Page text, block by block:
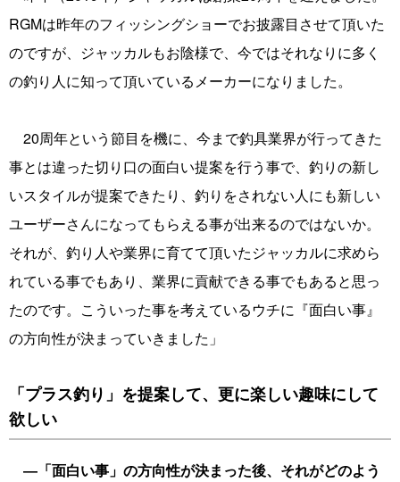
RGMは昨年のフィッシングショーでお披露目させて頂いた
のですが、ジャッカルもお陰様で、今ではそれなりに多く
の釣り人に知って頂いているメーカーになりました。
20周年という節目を機に、今まで釣具業界が行ってきた
事とは違った切り口の面白い提案を行う事で、釣りの新し
いスタイルが提案できたり、釣りをされない人にも新しい
ユーザーさんになってもらえる事が出来るのではないか。
それが、釣り人や業界に育てて頂いたジャッカルに求めら
れている事でもあり、業界に貢献できる事でもあると思っ
たのです。こういった事を考えているウチに『面白い事』
の方向性が決まっていきました」
「プラス釣り」を提案して、更に楽しい趣味にして
欲しい
―「面白い事」の方向性が決まった後、それがどのよう